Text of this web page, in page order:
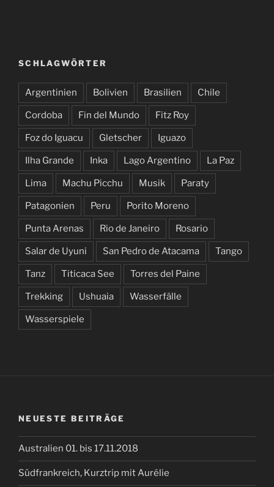
SCHLAGWÖRTER
Argentinien Bolivien Brasilien Chile
Cordoba Fin del Mundo Fitz Roy
Foz do Iguacu Gletscher Iguazo
Ilha Grande Inka Lago Argentino La Paz
Lima Machu Picchu Musik Paraty
Patagonien Peru Porito Moreno
Punta Arenas Rio de Janeiro Rosario
Salar de Uyuni San Pedro de Atacama Tango
Tanz Titicaca See Torres del Paine
Trekking Ushuaia Wasserfälle
Wasserspiele
NEUESTE BEITRÄGE
Australien 01. bis 17.11.2018
Südfrankreich, Kurztrip mit Aurélie